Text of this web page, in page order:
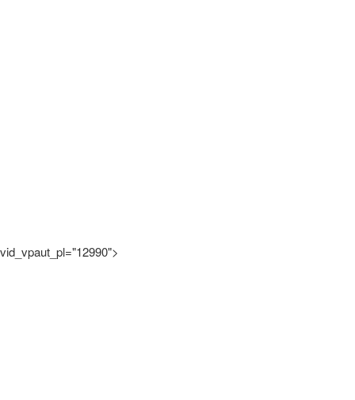
vid_vpaut_pl="12990">